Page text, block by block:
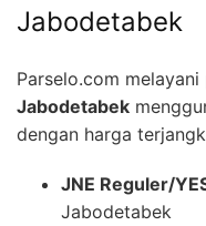
Jabodetabek
Parselo.com
Jabodetabek
dengan harga
JNE Reguler/
Jabodetabek